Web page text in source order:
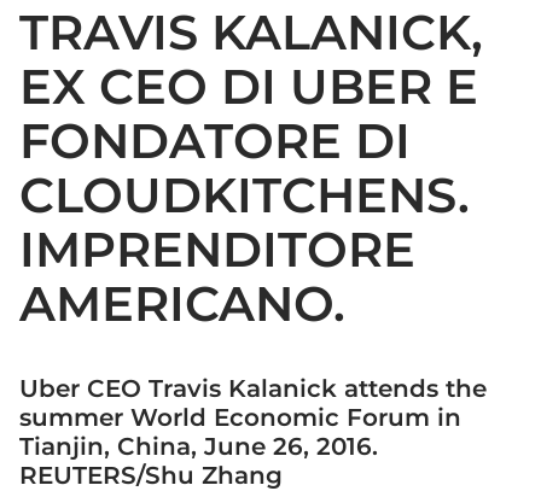
TRAVIS KALANICK,
EX CEO DI UBER E
FONDATORE DI
CLOUDKITCHENS.
IMPRENDITORE
AMERICANO.
Uber CEO Travis Kalanick attends the
summer World Economic Forum in
Tianjin, China, June 26, 2016.
REUTERS/Shu Zhang